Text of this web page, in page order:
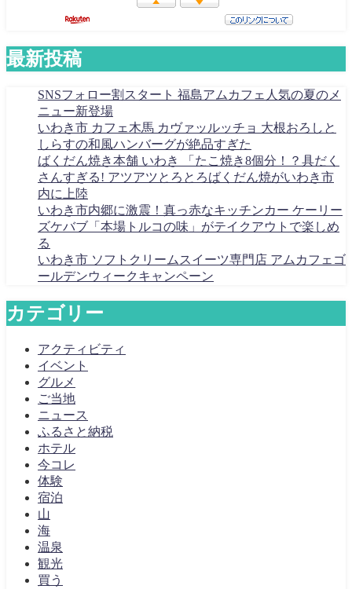
最新投稿
SNSフォロー割スタート 福島アムカフェ人気の夏のメ
ニュー新登場
いわき市 カフェ木馬 カヴァッルッチョ 大根おろしと
しらすの和風ハンバーグが絶品すぎた
ばくだん焼き本舗 いわき 「たこ焼き8個分！？具だく
さんすぎる! アツアツとろとろばくだん焼がいわき市
内に上陸
いわき市内郷に激震！真っ赤なキッチンカー ケーリー
ズケバブ「本場トルコの味」がテイクアウトで楽しめ
る
いわき市 ソフトクリームスイーツ専門店 アムカフェゴ
ールデンウィークキャンペーン
カテゴリー
アクティビティ
イベント
グルメ
ご当地
ニュース
ふるさと納税
ホテル
今コレ
体験
宿泊
山
海
温泉
観光
買う